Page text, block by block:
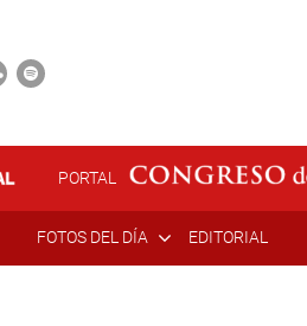
PORTAL
FOTOS DEL DÍA EDITORIAL